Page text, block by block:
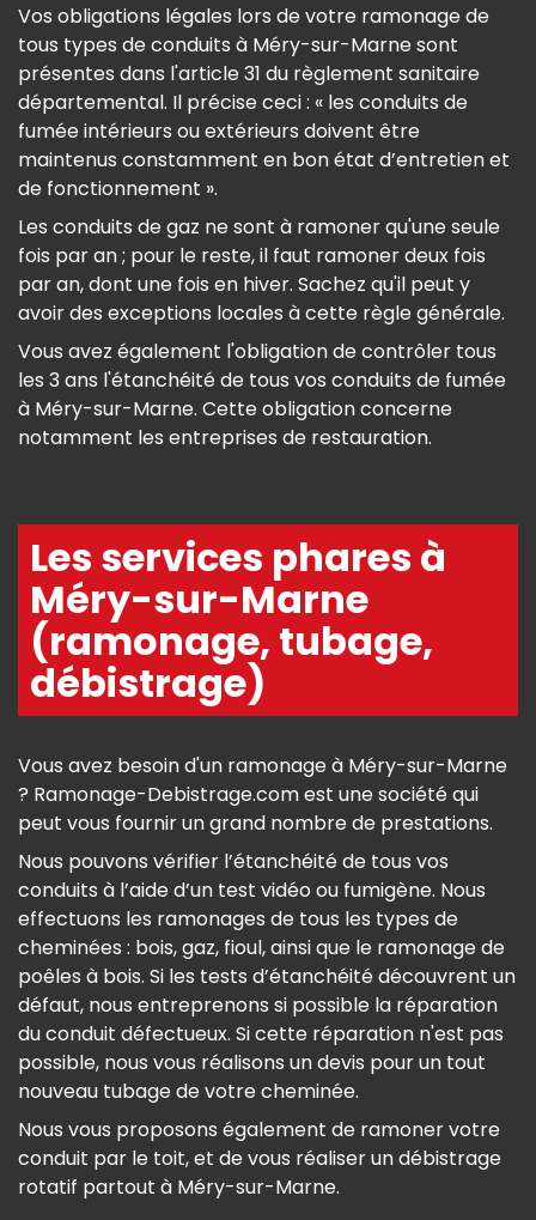
Vos obligations légales lors de votre ramonage de
tous types de conduits à Méry-sur-Marne sont
présentes dans l'article 31 du règlement sanitaire
départemental. Il précise ceci : « les conduits de
fumée intérieurs ou extérieurs doivent être
maintenus constamment en bon état d’entretien et
de fonctionnement ».
Les conduits de gaz ne sont à ramoner qu'une seule
fois par an ; pour le reste, il faut ramoner deux fois
par an, dont une fois en hiver. Sachez qu'il peut y
avoir des exceptions locales à cette règle générale.
Vous avez également l'obligation de contrôler tous
les 3 ans l'étanchéité de tous vos conduits de fumée
à Méry-sur-Marne. Cette obligation concerne
notamment les entreprises de restauration.
Les services phares à
Méry-sur-Marne
(ramonage, tubage,
débistrage)
Vous avez besoin d'un ramonage à Méry-sur-Marne
? Ramonage-Debistrage.com est une société qui
peut vous fournir un grand nombre de prestations.
Nous pouvons vérifier l’étanchéité de tous vos
conduits à l’aide d’un test vidéo ou fumigène. Nous
effectuons les ramonages de tous les types de
cheminées : bois, gaz, fioul, ainsi que le ramonage de
poêles à bois. Si les tests d’étanchéité découvrent un
défaut, nous entreprenons si possible la réparation
du conduit défectueux. Si cette réparation n'est pas
possible, nous vous réalisons un devis pour un tout
nouveau tubage de votre cheminée.
Nous vous proposons également de ramoner votre
conduit par le toit, et de vous réaliser un débistrage
rotatif partout à Méry-sur-Marne.